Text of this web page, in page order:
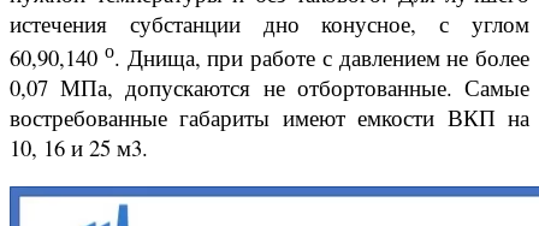
истечения субстанции дно конусное, с углом
60,90,140 о. Днища, при работе с давлением не более
0,07 МПа, допускаются не отбортованные. Самые
востребованные габариты имеют емкости ВКП на
10, 16 и 25 м3.